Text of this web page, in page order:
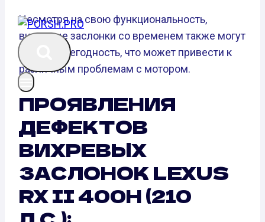
Несмотря на свою функциональность,
вихревые заслонки со временем также могут
прийти в негодность, что может привести к
различным проблемам с мотором.
ПРОЯВЛЕНИЯ
ДЕФЕКТОВ
ВИХРЕВЫХ
ЗАСЛОНОК LEXUS
RX II 400H (210